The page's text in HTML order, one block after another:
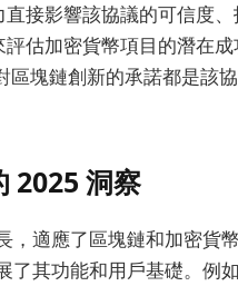
接影響該協議的可信度
估加密貨幣項目的潛在
區塊鏈創新的承諾都是該
2025 洞察
適應了區塊鏈和加密貨
其功能和用戶基礎。例